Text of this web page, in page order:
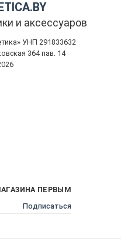
и аксессуаров
УНП 291833632
364 пав. 14
ПЕРВЫМ
Подписаться